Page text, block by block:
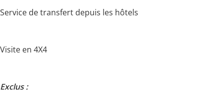
Service de transfert depuis les hôtels
Visite en 4X4
Exclus :